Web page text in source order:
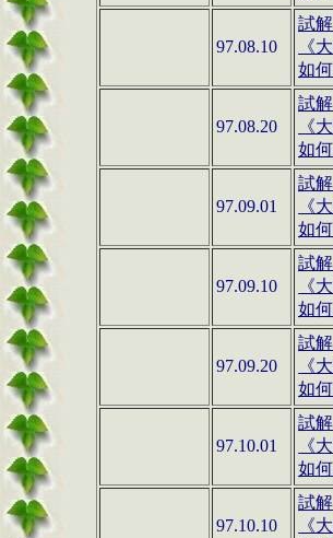
97.08.10
試
《
如
97.08.20
試
《
如
97.09.01
試
《
如
97.09.10
試
《
如
97.09.20
試
《
如
97.10.01
試
《
如
97.10.10
試
《